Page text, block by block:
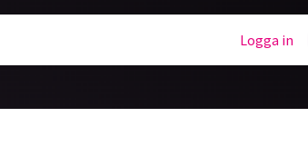
Logga in